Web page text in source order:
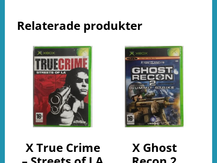
Relaterade produkter
X True Crime
X Ghost